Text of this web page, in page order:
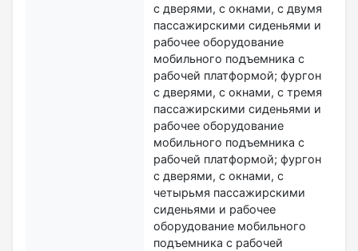
с дверями, с окнами, с двумя
пассажирскими сиденьями и
рабочее оборудование
мобильного подъемника с
рабочей платформой; фургон
с дверями, с окнами, с тремя
пассажирскими сиденьями и
рабочее оборудование
мобильного подъемника с
рабочей платформой; фургон
с дверями, с окнами, с
четырьмя пассажирскими
сиденьями и рабочее
оборудование мобильного
подъемника с рабочей